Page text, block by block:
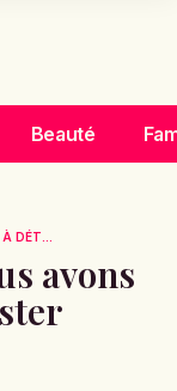
Beauté
DÉT...
avons